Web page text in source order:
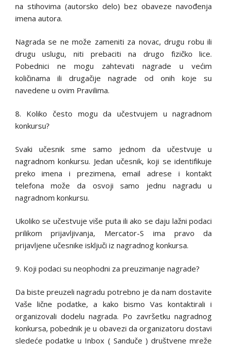
na stihovima (autorsko delo) bez obaveze navođenja
imena autora.
Nagrada se ne može zameniti za novac, drugu robu ili
drugu uslugu, niti prebaciti na drugo fizičko lice.
Pobednici ne mogu zahtevati nagrade u većim
količinama ili drugačije nagrade od onih koje su
navedene u ovim Pravilima.
8. Koliko često mogu da učestvujem u nagradnom
konkursu?
Svaki učesnik sme samo jednom da učestvuje u
nagradnom konkursu. Jedan učesnik, koji se identifikuje
preko imena i prezimena, email adrese i kontakt
telefona može da osvoji samo jednu nagradu u
nagradnom konkursu.
Ukoliko se učestvuje više puta ili ako se daju lažni podaci
prilikom prijavljivanja, Mercator-S ima pravo da
prijavljene učesnike isključi iz nagradnog konkursa.
9. Koji podaci su neophodni za preuzimanje nagrade?
Da biste preuzeli nagradu potrebno je da nam dostavite
Vaše lične podatke, a kako bismo Vas kontaktirali i
organizovali dodelu nagrada. Po završetku nagradnog
konkursa, pobednik je u obavezi da organizatoru dostavi
sledeće podatke u Inbox ( Sanduče ) društvene mreže